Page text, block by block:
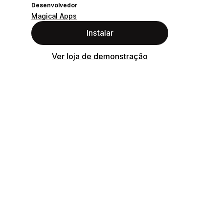
Desenvolvedor
Magical Apps
Instalar
Ver loja de demonstração